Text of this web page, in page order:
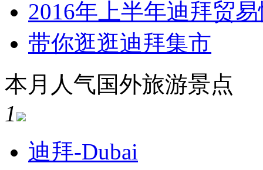
2016年上半年迪拜贸
带你逛逛迪拜集市
本月人气国外旅游景点
1
迪拜-Dubai